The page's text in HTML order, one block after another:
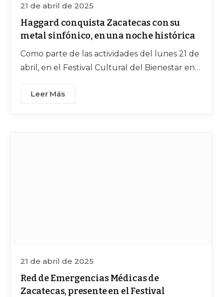
21 de abril de 2025
Haggard conquista Zacatecas con su
metal sinfónico, en una noche histórica
Como parte de las actividades del lunes 21 de
abril, en el Festival Cultural del Bienestar en
Leer Más
21 de abril de 2025
Red de Emergencias Médicas de
Zacatecas, presente en el Festival